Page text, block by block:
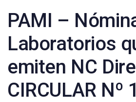
PAMI –
Laboratorios
emiten NC
CIRCULAR Nº
navigation